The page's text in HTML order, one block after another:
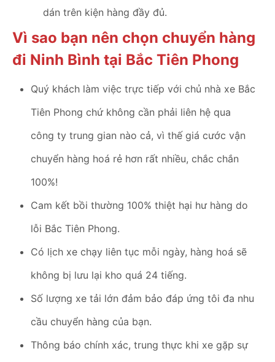
dán trên kiện hàng đầy đủ.
Vì sao bạn nên chọn chuyển hàng
đi Ninh Bình tại Bắc Tiên Phong
Quý khách làm việc trực tiếp với chủ nhà xe Bắc
Tiên Phong chứ không cần phải liên hệ qua
công ty trung gian nào cả, vì thế giá cước vận
chuyển hàng hoá rẻ hơn rất nhiều, chắc chắn
100%!
Cam kết bồi thường 100% thiệt hại hư hàng do
lỗi Bắc Tiên Phong.
Có lịch xe chạy liên tục mỗi ngày, hàng hoá sẽ
không bị lưu lại kho quá 24 tiếng.
Số lượng xe tải lớn đảm bảo đáp ứng tôi đa nhu
cầu chuyển hàng của bạn.
Thông báo chính xác, trung thực khi xe gặp sự